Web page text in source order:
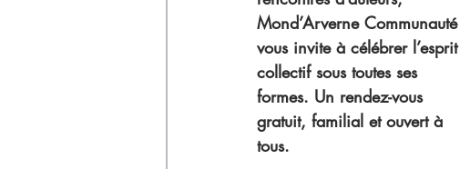
Mond’Arverne Communauté
vous invite à célébrer l’esprit
collectif sous toutes ses
formes. Un rendez-vous
gratuit, familial et ouvert à
tous.